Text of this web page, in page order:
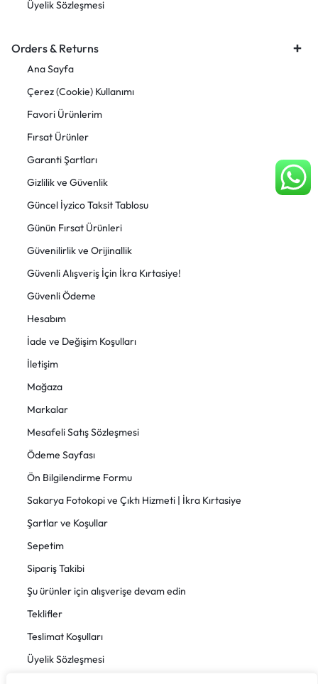
Üyelik Sözleşmesi
Orders & Returns
Ana Sayfa
Çerez (Cookie) Kullanımı
Favori Ürünlerim
Fırsat Ürünler
Garanti Şartları
Gizlilik ve Güvenlik
Güncel İyzico Taksit Tablosu
Günün Fırsat Ürünleri
Güvenilirlik ve Orijinallik
Güvenli Alışveriş İçin İkra Kırtasiye!
Güvenli Ödeme
Hesabım
İade ve Değişim Koşulları
İletişim
Mağaza
Markalar
Mesafeli Satış Sözleşmesi
Ödeme Sayfası
Ön Bilgilendirme Formu
Sakarya Fotokopi ve Çıktı Hizmeti | İkra Kırtasiye
Şartlar ve Koşullar
Sepetim
Sipariş Takibi
Şu ürünler için alışverişe devam edin
Teklifler
Teslimat Koşulları
Üyelik Sözleşmesi